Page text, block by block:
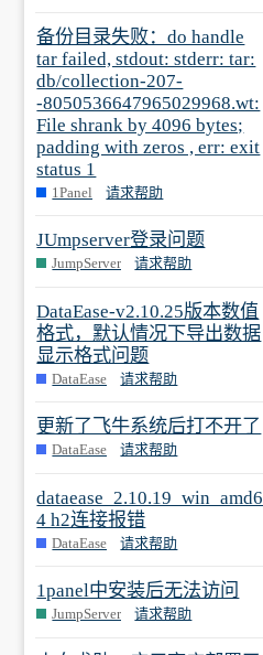
备份目录失败：do handle
tar failed, stdout: stderr: tar:
db/collection-207-
-8050536647965029968.wt:
File shrank by 4096 bytes;
padding with zeros , err: exit
status 1
1Panel 请求帮助
JUmpserver登录问题
JumpServer 请求帮助
DataEase-v2.10.25版本数值
格式，默认情况下导出数据
显示格式问题
DataEase 请求帮助
更新了飞牛系统后打不开了
DataEase 请求帮助
dataease_2.10.19_win_amd6
4 h2连接报错
DataEase 请求帮助
1panel中安装后无法访问
JumpServer 请求帮助